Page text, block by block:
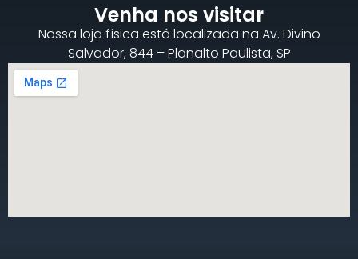
Venha nos visitar
Nossa loja física está localizada na Av. Divino
Salvador, 844 – Planalto Paulista, SP